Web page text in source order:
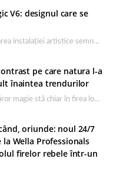
V6: designul care se
După prezentarea instalației artistice semnată de Catrinel Săbăciag în cadrul evenimentului de lansare HONOR Magic…
pe care natura l-a
înaintea trendurilor
Sunt locuri a căror magie stă chiar în firea lor naturală, iar Lacul Ursu din…
oriunde: noul 24/7
la Wella Professionals
firelor rebele într-un